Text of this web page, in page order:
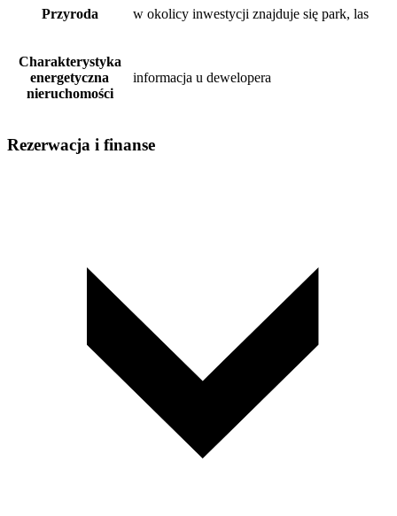
Przyroda w okolicy inwestycji znajduje się park, las
Charakterystyka
energetyczna
nieruchomości
informacja u dewelopera
Rezerwacja i finanse